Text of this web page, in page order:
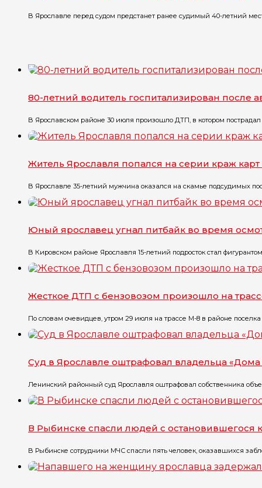
В Ярославле перед судом предстанет ранее судимый 40-летний
80-летний водитель госпитализирован после
В Ярославском районе 30 июля произошло ДТП, в котором
Житель Ярославля попался на серии краж карт
В Ярославле 35-летний мужчина оказался на скамье подсудимых
Юный ярославец угнал питбайк во время
В Кировском районе Ярославля 15-летний подросток стал фигурантом
Жесткое ДТП с бензовозом произошло на
По словам очевидцев, утром 29 июля на трассе М-8 в районе поселка
Суд в Ярославле оштрафовал владельца «Дома
Ленинский районный суд Ярославля оштрафовал собственника
В Рыбинске спасли людей с остановившегося
В Рыбинске сотрудники МЧС спасли пять человек, оказавшихся